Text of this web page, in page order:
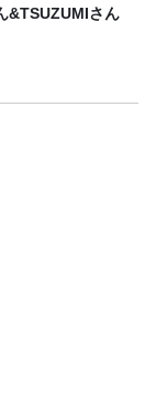
&TSUZUMIさん